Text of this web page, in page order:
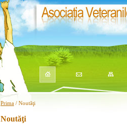
Prima / Noutăţi
Noutăţi